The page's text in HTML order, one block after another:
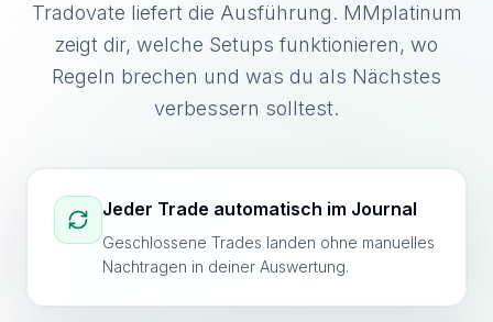
Tradovate liefert die Ausführung. MMplatinum
zeigt dir, welche Setups funktionieren, wo
Regeln brechen und was du als Nächstes
verbessern solltest.
Jeder Trade automatisch im Journal
Geschlossene Trades landen ohne manuelles
Nachtragen in deiner Auswertung.